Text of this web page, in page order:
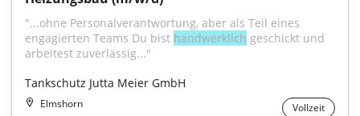
"...ohne Personalverantwortung, aber als Teil eines
engagierten Teams Du bist handwerklich geschickt und
arbeitest zuverlässig..."
Tankschutz Jutta Meier GmbH
Elmshorn Vollzeit